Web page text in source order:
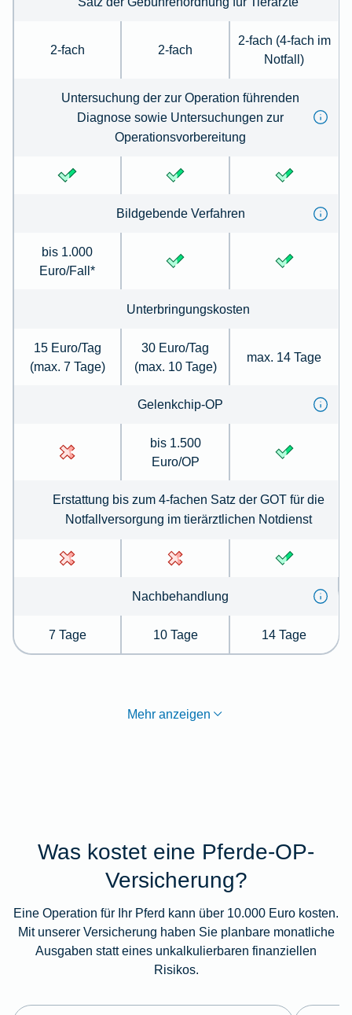
2-fach 2-fach
2-fach (4-fach im
Notfall)
Untersuchung der zur Operation führenden
Diagnose sowie Untersuchungen zur
Operationsvorbereitung
Bildgebende Verfahren
bis 1.000
Euro/Fall*
Unterbringungskosten
15 Euro/Tag
(max. 7 Tage)
30 Euro/Tag
(max. 10 Tage)
max. 14 Tage
Gelenkchip-OP
bis 1.500
Euro/OP
Erstattung bis zum 4-fachen Satz der GOT für die
Notfallversorgung im tierärztlichen Notdienst
Nachbehandlung
7 Tage 10 Tage 14 Tage
Mehr anzeigen
Was kostet eine Pferde-OP-
Versicherung?
Eine Operation für Ihr Pferd kann über 10.000 Euro kosten.
Mit unserer Versicherung haben Sie planbare monatliche
Ausgaben statt eines unkalkulierbaren finanziellen
Risikos.